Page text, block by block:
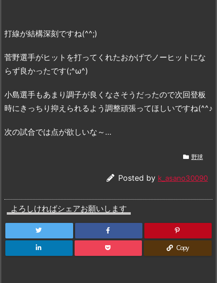
打線が結構深刻ですね(^^;)
菅野選手がヒットを打ってくれたおかげでノーヒットにな
らず良かったです(;^ω^)
小島選手もあまり調子が良くなさそうだったので次回登板
時にきっちり抑えられるよう調整頑張ってほしいですね(^^♪
次の試合では点が欲しいな～…
野球
Posted by k_asano30090
よろしければシェアお願いします
Copy